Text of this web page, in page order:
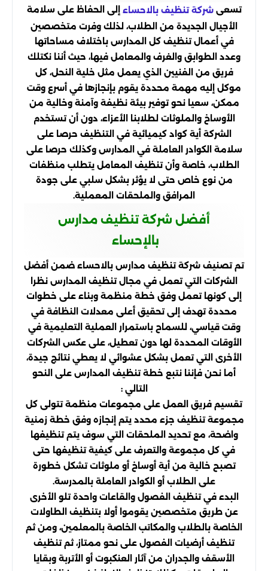
تسعىشركة تنظيف بالاحساء إلى الحفاظ على سلامة
الأجيال الجديدة من الطلاب، لذلك وفرت متخصصين
في أعمال تنظيف كل المدارس باختلاف مساحاتها
وعدد الطوابق والغرف والمعامل فيها، حيث أننا نكتلك
فريق من الفنيين الذي يعمل مثل خلية النحل، كل
موكل إليه مهمة محددة يقوم بإنجازها في أسرع وقت
ممكن، سعيا نحو توفير بيئة نظيفة وآمنة وخالية من
الأوساخ والملوثات لطلابنا الأعزاء، دون أن تستخدم
الشركة أية كواد كيميائية في التنظيف حرصا على
سلامة الكوادر العاملة في المدارس وكذلك حرصا على
الطلاب، خاصة وأن تنظيف المعامل يتطلب منظفات
من نوع خاص حتى لا يؤثر بشكل سلبي على جودة
المرافق والملحقات المعملية.
أفضل شركة تنظيف مدارس
بالإحساء
تم تصنيف شركة تنظيف مدارس بالاحساء ضمن أفضل
الشركات التي تعمل في مجال تنظيف المدارس نظرا
إلى كونها تعمل وفق خطة منظمة وبناء على خطوات
محددة تهدف إلى تحقيق أعلى معدلات النظافة في
وقت قياسي، للسماح باستمرار العملية التعليمية في
الأوقات المحددة لها دون تعطيل، على عكس الشركات
الأخرى التي تعمل بشكل عشوائي لا يعطي نتائج جيدة،
أما نحن فإننا نتبع خطة تنظيف المدارس على النحو
التالي :
تقسيم فريق العمل على مجموعات منظمة تتولى كل
مجموعة تنظيف جزء محدد يتم إنجازه وفق خطة زمنية
واضحة، مع تحديد الملحقات التي سوف يتم تنظيفها
في كل مجموعة والتعرف على كيفية تنظيفها حتى
تصبح خالية من أية أوساخ أو ملوثات تشكل خطورة
على الطلاب أو الكوادر العاملة بالمدرسة.
البدء في تنظيف الفصول والقاعات واحدة تلو الأخرى
عن طريق متخصصين يقوموا أولا بتنظيف الطاولات
الخاصة بالطلاب والمكاتب الخاصة بالمعلمين، ومن ثم
تنظيف أرضيات الفصول على نحو ممتاز، ثم تنظيف
الأسقف والجدران من آثار العنكبوت أو الأتربة وبقايا